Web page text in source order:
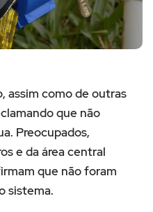
assim como de outras
que não
Preocupados,
e da área central
que não foram
sistema.